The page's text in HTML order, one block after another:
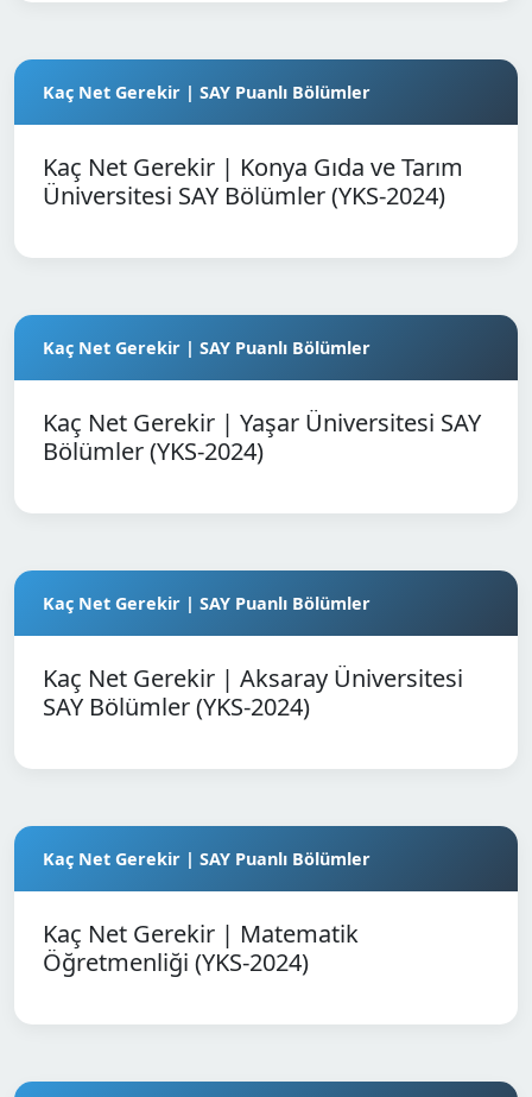
Kaç Net Gerekir | SAY Puanlı Bölümler
Kaç Net Gerekir | Konya Gıda ve Tarım
Üniversitesi SAY Bölümler (YKS-2024)
Kaç Net Gerekir | SAY Puanlı Bölümler
Kaç Net Gerekir | Yaşar Üniversitesi SAY
Bölümler (YKS-2024)
Kaç Net Gerekir | SAY Puanlı Bölümler
Kaç Net Gerekir | Aksaray Üniversitesi
SAY Bölümler (YKS-2024)
Kaç Net Gerekir | SAY Puanlı Bölümler
Kaç Net Gerekir | Matematik
Öğretmenliği (YKS-2024)